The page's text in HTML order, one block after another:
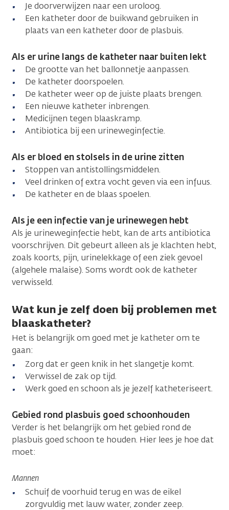
Je doorverwijzen naar een uroloog.
Een katheter door de buikwand gebruiken in
plaats van een katheter door de plasbuis.
Als er urine langs de katheter naar buiten lekt
De grootte van het ballonnetje aanpassen.
De katheter doorspoelen.
De katheter weer op de juiste plaats brengen.
Een nieuwe katheter inbrengen.
Medicijnen tegen blaaskramp.
Antibiotica bij een urineweginfectie.
Als er bloed en stolsels in de urine zitten
Stoppen van antistollingsmiddelen.
Veel drinken of extra vocht geven via een infuus.
De katheter en de blaas spoelen.
Als je een infectie van je urinewegen hebt
Als je urineweginfectie hebt, kan de arts antibiotica
voorschrijven. Dit gebeurt alleen als je klachten hebt,
zoals koorts, pijn, urinelekkage of een ziek gevoel
(algehele malaise). Soms wordt ook de katheter
verwisseld.
Wat kun je zelf doen bij problemen met
blaaskatheter?
Het is belangrijk om goed met je katheter om te
gaan:
Zorg dat er geen knik in het slangetje komt.
Verwissel de zak op tijd.
Werk goed en schoon als je jezelf katheteriseert.
Gebied rond plasbuis goed schoonhouden
Verder is het belangrijk om het gebied rond de
plasbuis goed schoon te houden. Hier lees je hoe dat
moet:
Mannen
Schuif de voorhuid terug en was de eikel
zorgvuldig met lauw water, zonder zeep.